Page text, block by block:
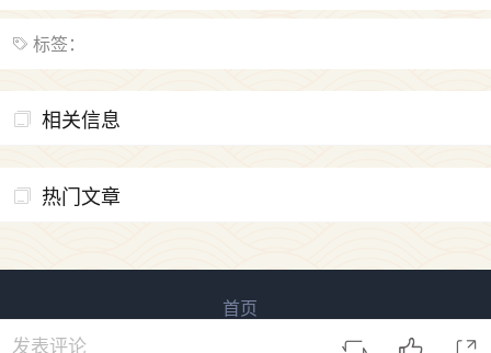
标签：
相关信息
热门文章
发表评论
首页
鲁ICP备2023027138号-3